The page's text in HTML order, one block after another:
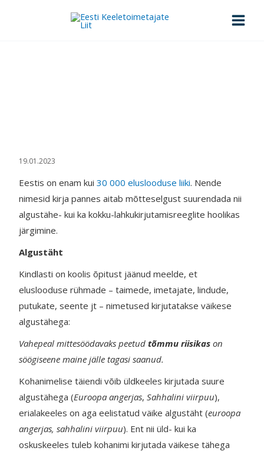
19.01.2023
Eestis on enam kui30 000 eluslooduse liiki. Nende
nimesid kirja pannes aitab mõtteselgust suurendada nii
algustähe- kui ka kokku-lahkukirjutamisreeglite hoolikas
järgimine.
Algustäht
Kindlasti on koolis õpitust jäänud meelde, et
eluslooduse rühmade – taimede, imetajate, lindude,
putukate, seente jt – nimetused kirjutatakse väikese
algustähega:
Vahepeal mittesöödavaks peetudtõmmu riisikas on
söögiseene maine jälle tagasi saanud.
Kohanimelise täiendi võib üldkeeles kirjutada suure
algustähega (Euroopa angerjas,Sahhalini viirpuu),
erialakeeles on aga eelistatud väike algustäht (euroopa
angerjas, sahhalini viirpuu). Ent nii üld- kui ka
oskuskeeles tuleb kohanimi kirjutada väikese tähega